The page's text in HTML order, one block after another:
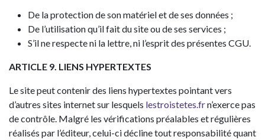
De la protection de son matériel et de ses données ;
De l’utilisation qu’il fait du site ou de ses services ;
S’il ne respecte ni la lettre, ni l’esprit des présentes CGU.
ARTICLE 9. LIENS HYPERTEXTES
Le site peut contenir des liens hypertextes pointant vers
d’autres sites internet sur lesquels lestroistetes.frn’exerce pas
de contrôle. Malgré les vérifications préalables et régulières
réalisés par l’éditeur, celui-ci décline tout responsabilité quant